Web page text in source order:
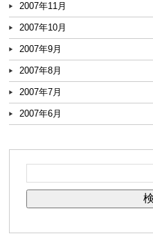
2007年11月
2007年10月
2007年9月
2007年8月
2007年7月
2007年6月